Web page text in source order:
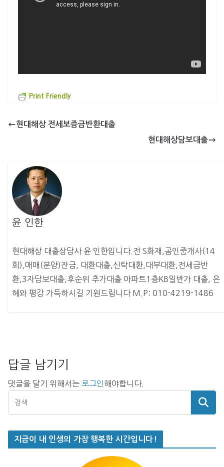
Print Friendly
현대해상 전세보증금반환대출
현대해상담보대출
윤 인한
현대해상 대출상담사 윤 인한입니다.전 S화재,공인중개사(14
회),매매(분양)잔금, 대환대출,신탁대환,대부대환,전세금반
환,3자담보대출,후순위 추가대출 아파트1층KB일반가 대출, 은
혜와 평강 가득하시길 기원드림니다 M.P: 010-4219-1486
답글 남기기
댓글을 달기 위해서는 로그인 해야합니다.
지금이 내 인생의 가장 행복한 시간입니다!